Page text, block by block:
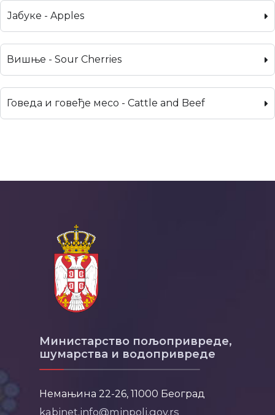
Јабуке - Apples
Вишње - Sour Cherries
Говеда и говеђе месо - Cattle and Beef
Министарство пољопривреде,
шумарства и водопривреде
Немањина 22-26, 11000 Београд
kabinet.info@minpolj.gov.rs